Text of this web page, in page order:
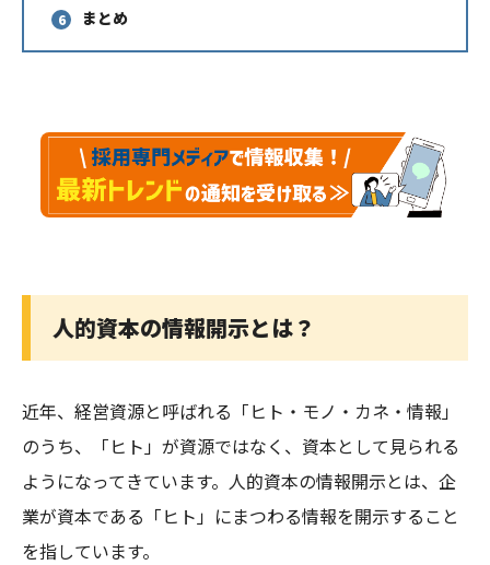
まとめ
人的資本の情報開示とは？
近年、経営資源と呼ばれる「ヒト・モノ・カネ・情報」
のうち、「ヒト」が資源ではなく、資本として見られる
ようになってきています。人的資本の情報開示とは、企
業が資本である「ヒト」にまつわる情報を開示すること
を指しています。